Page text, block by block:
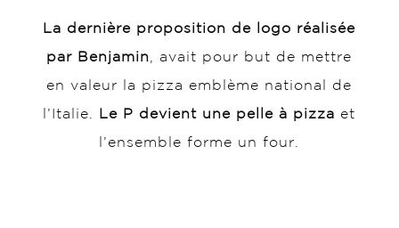
La dernière proposition de logo réalisée
par Benjamin , avait pour but de mettre
en valeur la pizza emblème national de
l’Italie.
Le P devient une pelle à pizza et
l’ensemble forme un four.